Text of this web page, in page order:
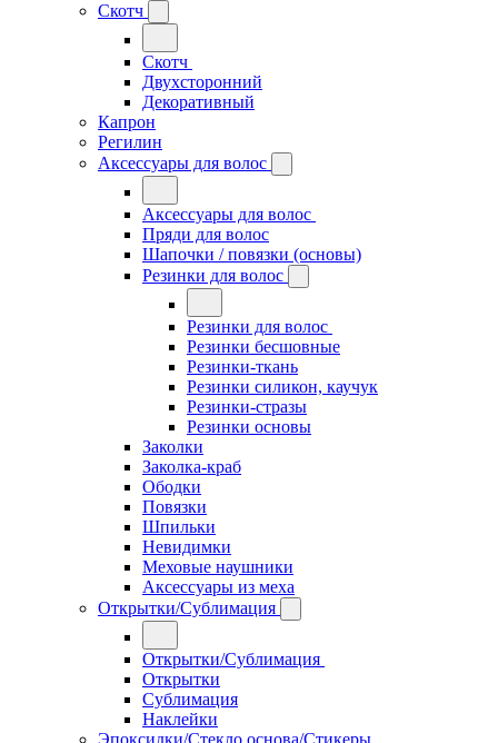
Скотч
Скотч
Двухсторонний
Декоративный
Капрон
Регилин
Аксессуары для волос
Аксессуары для волос
Пряди для волос
Шапочки / повязки (основы)
Резинки для волос
Резинки для волос
Резинки бесшовные
Резинки-ткань
Резинки силикон, каучук
Резинки-стразы
Резинки основы
Заколки
Заколка-краб
Ободки
Повязки
Шпильки
Невидимки
Меховые наушники
Аксессуары из меха
Открытки/Сублимация
Открытки/Сублимация
Открытки
Сублимация
Наклейки
Эпоксидки/Стекло основа/Стикеры